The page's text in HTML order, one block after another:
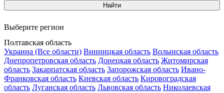
Найти
Выберите регион
Полтавская область
Украина (Все области) Винницкая область Волынская область
Днепропетровская область Донецкая область Житомирская
область Закарпатская область Запорожская область Ивано-
Франковская область Киевская область Кировоградская
область Луганская область Львовская область Николаевская